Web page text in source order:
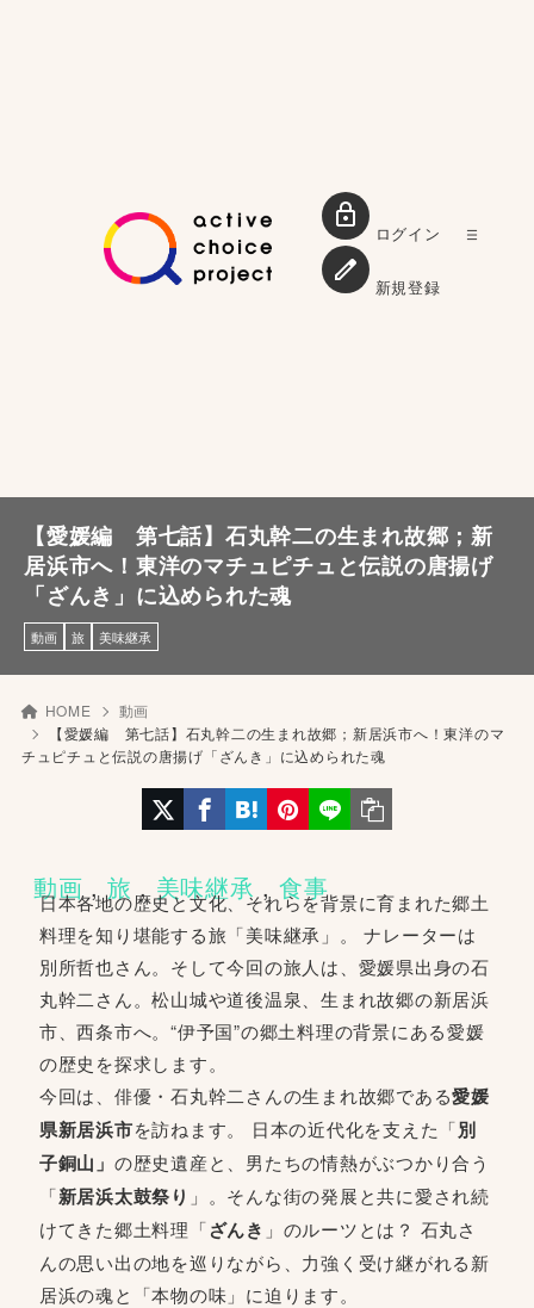
ログイン
新規登録
【愛媛編 第七話】石丸幹二の生まれ故郷；新
居浜市へ！東洋のマチュピチュと伝説の唐揚げ
「ざんき」に込められた魂
動画 旅 美味継承
HOME
動画
【愛媛編 第七話】石丸幹二の生まれ故郷；新居浜市へ！東洋のマ
チュピチュと伝説の唐揚げ「ざんき」に込められた魂
動画 , 旅 , 美味継承 , 食事
日本各地の歴史と文化、それらを背景に育まれた郷土
料理を知り堪能する旅「美味継承」。 ナレーターは
別所哲也さん。そして今回の旅人は、愛媛県出身の石
丸幹二さん。松山城や道後温泉、生まれ故郷の新居浜
市、西条市へ。“伊予国”の郷土料理の背景にある愛媛
の歴史を探求します。
今回は、俳優・石丸幹二さんの生まれ故郷である愛媛
県新居浜市を訪ねます。 日本の近代化を支えた「別
子銅山」 の歴史遺産と、男たちの情熱がぶつかり合う
「新居浜太鼓祭り 」。そんな街の発展と共に愛され続
けてきた郷土料理「ざんき 」のルーツとは？ 石丸さ
んの思い出の地を巡りながら、力強く受け継がれる新
居浜の魂と「本物の味」に迫ります。